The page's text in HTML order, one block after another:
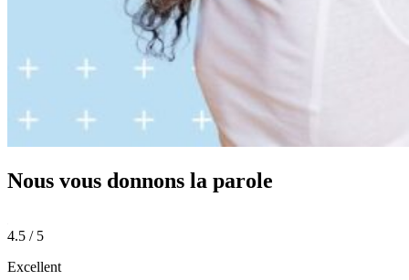
Nous vous donnons la parole
4.5 / 5
Excellent